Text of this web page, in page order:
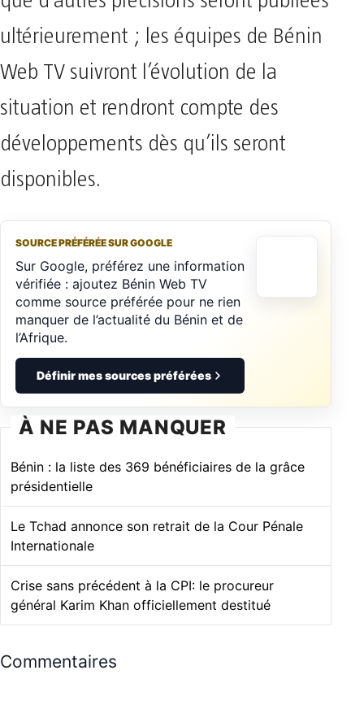
ultérieurement ; les équipes de Bénin
Web TV suivront l’évolution de la
situation et rendront compte des
développements dès qu’ils seront
disponibles.
SOURCE PRÉFÉRÉE SUR GOOGLE
Sur Google, préférez une information
vérifiée : ajoutez Bénin Web TV
comme source préférée pour ne rien
manquer de l’actualité du Bénin et de
l’Afrique.
Définir mes sources préférées
À NE PAS MANQUER
Bénin : la liste des 369 bénéficiaires de la grâce
présidentielle
Le Tchad annonce son retrait de la Cour Pénale
Internationale
Crise sans précédent à la CPI: le procureur
général Karim Khan officiellement destitué
Commentaires